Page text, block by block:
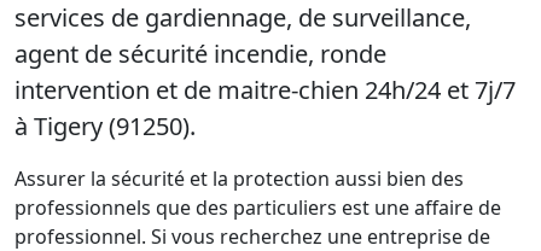
services de gardiennage, de surveillance,
agent de sécurité incendie, ronde
intervention et de maitre-chien 24h/24 et 7j/7
à Tigery (91250).
Assurer la sécurité et la protection aussi bien des
professionnels que des particuliers est une affaire de
professionnel. Si vous recherchez une entreprise de